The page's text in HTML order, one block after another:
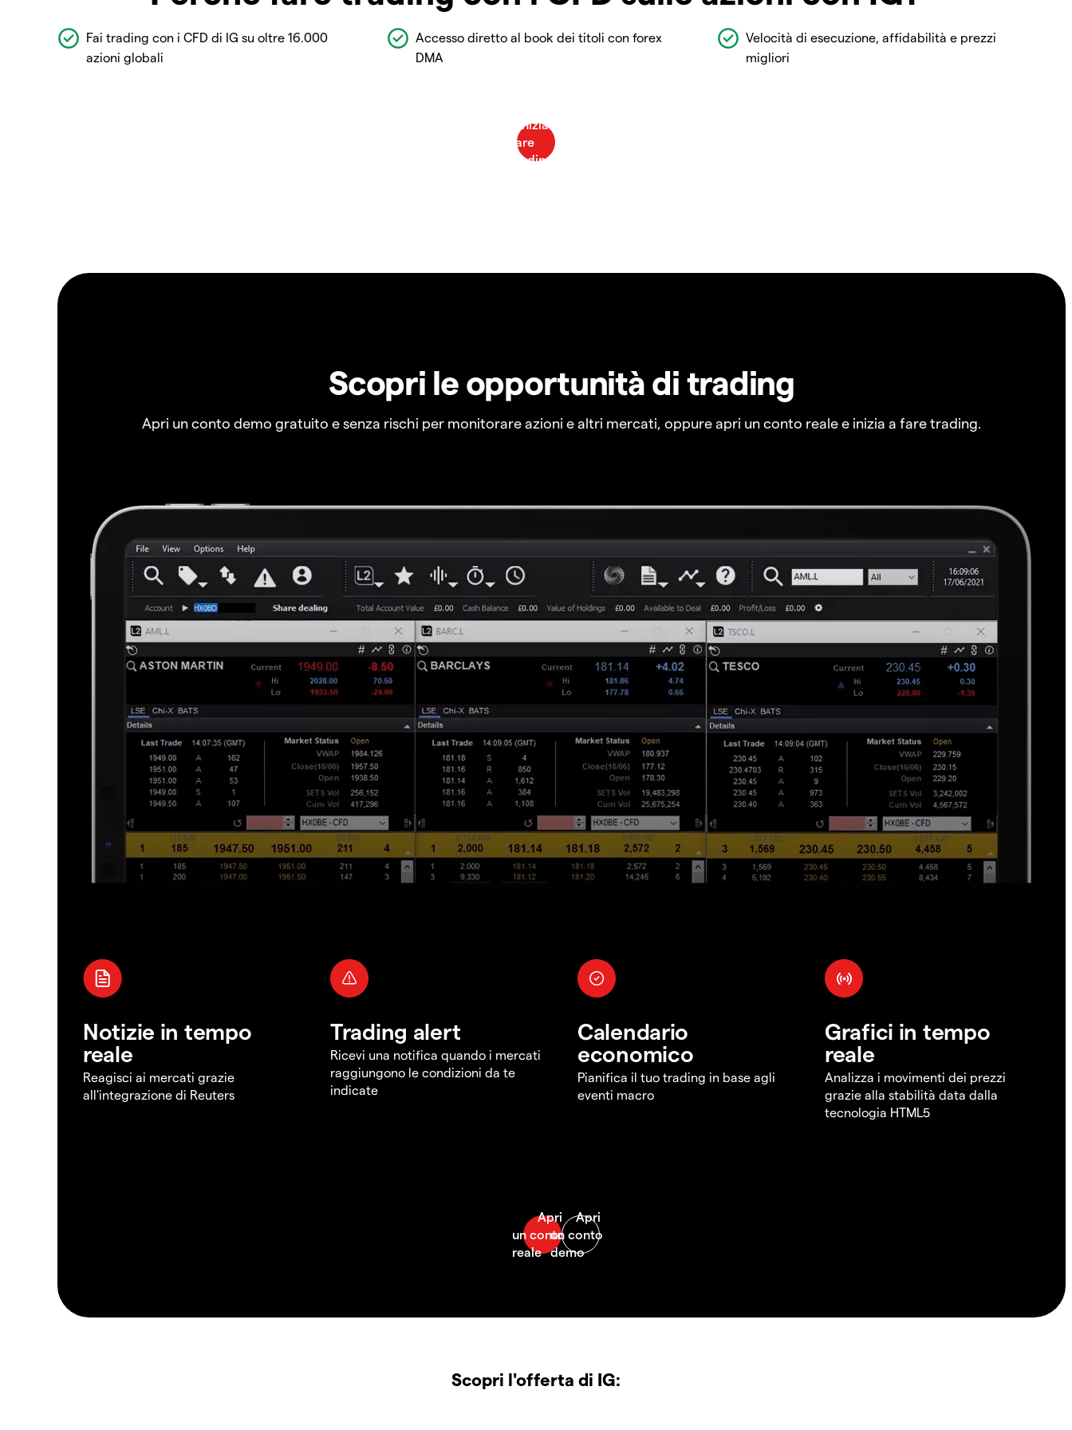
Fai trading con i CFD di IG su oltre 16.000
azioni globali
Accesso diretto al book dei titoli con forex
DMA
Velocità di esecuzione, affidabilità e prezzi
migliori
Scopri le opportunità di trading
Apri un conto demo gratuito e senza rischi per monitorare azioni e altri mercati, oppure apri un conto reale e inizia a fare trading.
Notizie in tempo
reale
Reagisci ai mercati grazie
all'integrazione di Reuters
Trading alert
Ricevi una notifica quando i mercati
raggiungono le condizioni da te
indicate
Calendario
economico
Pianifica il tuo trading in base agli
eventi macro
Grafici in tempo
reale
Analizza i movimenti dei prezzi
grazie alla stabilità data dalla
tecnologia HTML5
Scopri l'offerta di IG: